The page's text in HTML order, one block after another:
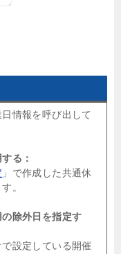
情報を呼び出して
る：
」で作成した共通休
。
除外日を指定す
設定している開催